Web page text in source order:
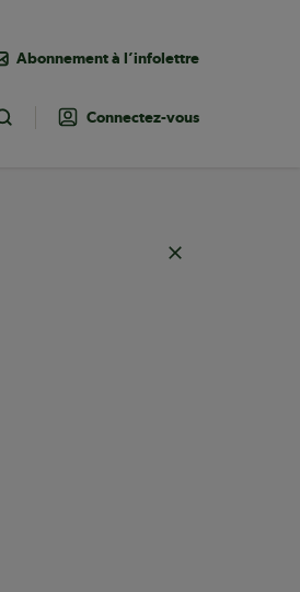
Abonnement à l’infolettre
Toggle Search
Connectez-vous